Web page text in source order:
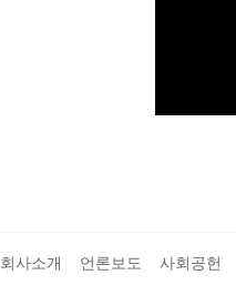
회사소개 언론보도 사회공헌